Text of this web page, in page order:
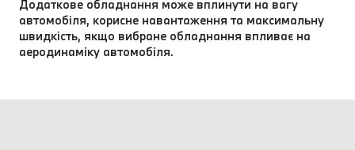
Додаткове обладнання може вплинути на вагу
автомобіля, корисне навантаження та максимальну
швидкість, якщо вибране обладнання впливає на
аеродинаміку автомобіля.